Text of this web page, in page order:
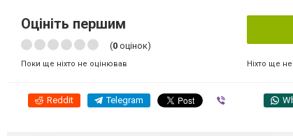
Оцініть першим
(0 оцінок)
Поки ще ніхто не оцінював Ніхто ще
Reddit Telegram